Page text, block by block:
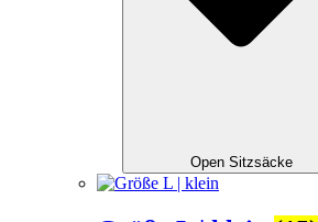
Open Sitzsäcke